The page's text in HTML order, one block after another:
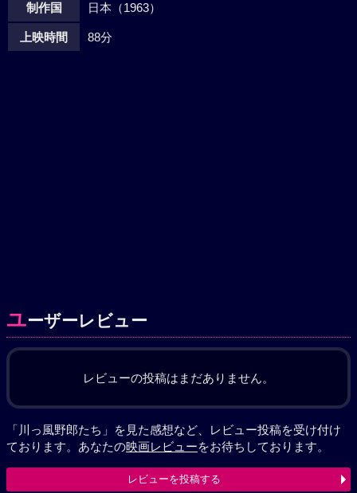
制作国 日本（1963）
上映時間 88分
ユーザーレビュー
レビューの投稿はまだありません。
「川っ風野郎たち」を見た感想など、レビュー投稿を受け付け
ております。あなたの映画レビューをお待ちしております。
レビューを投稿する